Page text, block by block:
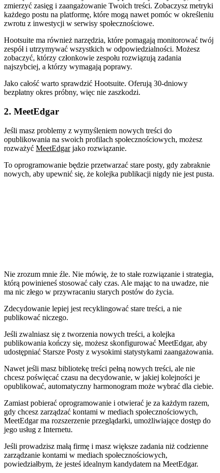
zmierzyć zasięg i zaangażowanie Twoich treści. Zobaczysz metryki
każdego postu na platformę, które mogą nawet pomóc w określeniu
zwrotu z inwestycji w serwisy społecznościowe.
Hootsuite ma również narzędzia, które pomagają monitorować twój
zespół i utrzymywać wszystkich w odpowiedzialności. Możesz
zobaczyć, którzy członkowie zespołu rozwiązują zadania
najszybciej, a którzy wymagają poprawy.
Jako całość warto sprawdzić Hootsuite. Oferują 30-dniowy
bezpłatny okres próbny, więc nie zaszkodzi.
2. MeetEdgar
Jeśli masz problemy z wymyśleniem nowych treści do
opublikowania na swoich profilach społecznościowych, możesz
rozważyć MeetEdgarjako rozwiązanie.
To oprogramowanie będzie przetwarzać stare posty, gdy zabraknie
nowych, aby upewnić się, że kolejka publikacji nigdy nie jest pusta.
Nie zrozum mnie źle. Nie mówię, że to stałe rozwiązanie i strategia,
którą powinieneś stosować cały czas. Ale mając to na uwadze, nie
ma nic złego w przywracaniu starych postów do życia.
Zdecydowanie lepiej jest recyklingować stare treści, a nie
publikować niczego.
Jeśli zwalniasz się z tworzenia nowych treści, a kolejka
publikowania kończy się, możesz skonfigurować MeetEdgar, aby
udostępniać Starsze Posty z wysokimi statystykami zaangażowania.
Nawet jeśli masz bibliotekę treści pełną nowych treści, ale nie
chcesz poświęcać czasu na decydowanie, w jakiej kolejności je
opublikować, automatyczny harmonogram może wybrać dla ciebie.
Zamiast pobierać oprogramowanie i otwierać je za każdym razem,
gdy chcesz zarządzać kontami w mediach społecznościowych,
MeetEdgar ma rozszerzenie przeglądarki, umożliwiające dostęp do
jego usług z Internetu.
Jeśli prowadzisz małą firmę i masz większe zadania niż codzienne
zarządzanie kontami w mediach społecznościowych,
powiedziałbym, że jesteś idealnym kandydatem na MeetEdgar.